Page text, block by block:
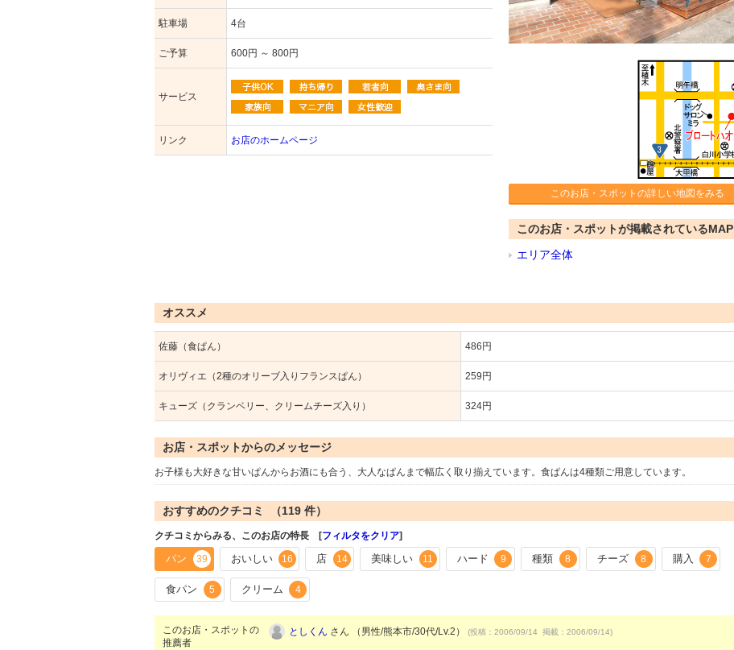
駐車場 4台
ご予算 600円 ～ 800円
サービス
リンク お店のホームページ
このお店・スポットの詳しい地図をみる
このお店・スポットが掲載されているMAP
エリア全体
オススメ
佐藤（食ぱん） 486円
オリヴィエ（2種のオリーブ入りフランスぱん） 259円
キューズ（クランベリー、クリームチーズ入り） 324円
お店・スポットからのメッセージ
お子様も大好きな甘いぱんからお酒にも合う、大人なぱんまで幅広く取り揃えています。食ぱんは4種類ご用意しています。
おすすめのクチコミ （119 件）
クチコミからみる、このお店の特長 [フィルタをクリア]
パン 39 おいしい 16 店 14 美味しい 11 ハード 9 種類 8 チーズ 8 購入 7
食パン 5 クリーム 4
このお店・スポットの
推薦者
としくん さん （男性/熊本市/30代/Lv.2） (投稿：2006/09/14 掲載：2006/09/14)